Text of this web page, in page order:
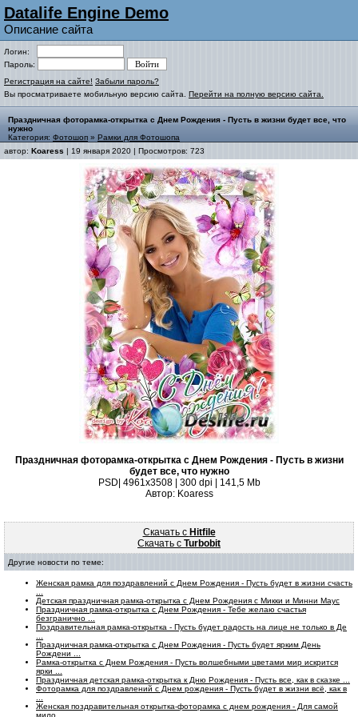
Datalife Engine Demo
Описание сайта
Логин:
Пароль:
Регистрация на сайте! Забыли пароль?
Вы просматриваете мобильную версию сайта. Перейти на полную версию сайта.
Праздничная фоторамка-открытка с Днем Рождения - Пусть в жизни будет все, что
нужно
Категория: Фотошоп » Рамки для Фотошопа
автор: Koaress | 19 января 2020 | Просмотров: 723
Праздничная фоторамка-открытка с Днем Рождения - Пусть в жизни
будет все, что нужно
PSD| 4961x3508 | 300 dpi | 141,5 Mb
Автор: Koaress
Скачать с Hitfile
Скачать с Turbobit
Другие новости по теме:
Женская рамка для поздравлений с Днем Рождения - Пусть будет в жизни счасть
Детская праздничная рамка-открытка с Днем Рождения с Микки и Минни Маус
Праздничная рамка-открытка с Днем Рождения - Тебе желаю счастья
безгранично ...
Поздравительная рамка-открытка - Пусть будет радость на лице не только в Де
Праздничная рамка-открытка с Днем Рождения - Пусть будет ярким День
Рождени ...
Рамка-открытка с Днем Рождения - Пусть волшебными цветами мир искрится
ярки ...
Праздничная детская рамка-открытка к Дню Рождения - Пусть все, как в сказке ...
Фоторамка для поздравлений с Днем рождения - Пусть будет в жизни всё, как в
Женская поздравительная открытка-фоторамка с днем рождения - Для самой
мило ...